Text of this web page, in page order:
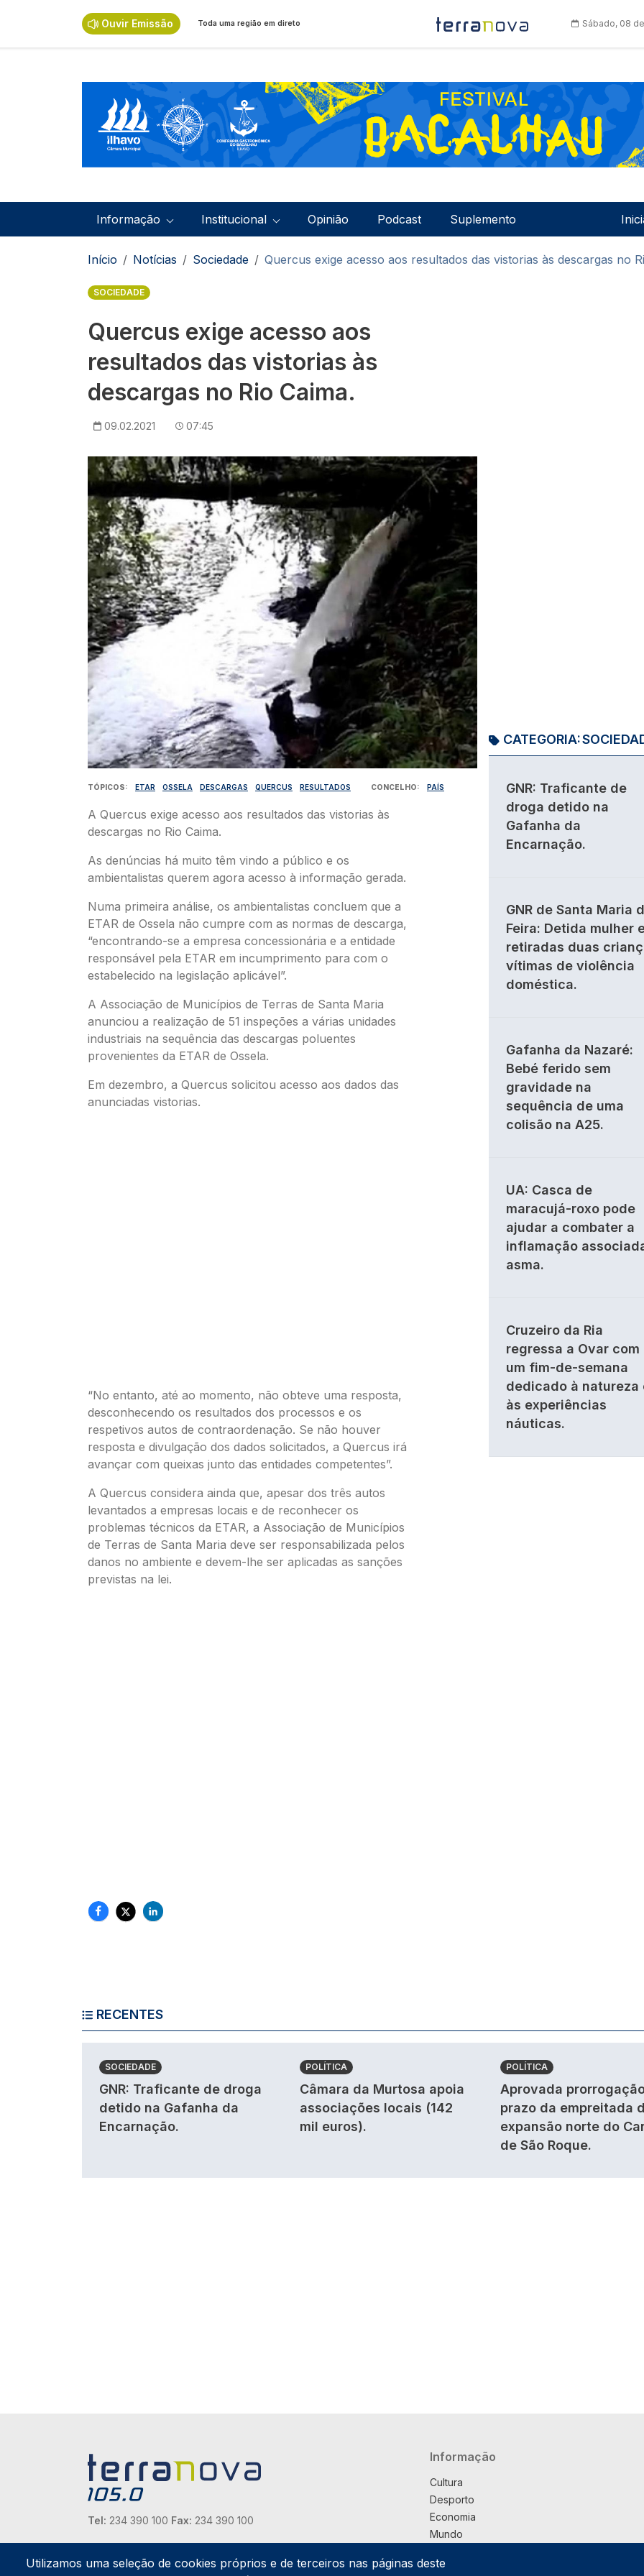
Ouvir Emissão Toda uma região em direto Sábado, 08
Navegação principal
Informação Institucional Opinião Podcast Suplemento
Navegação estrutural
Início Notícias Sociedade Quercus exige acesso aos resultados das vistorias às descargas no
SOCIEDADE
Quercus exige acesso aos
resultados das vistorias às
descargas no Rio Caima.
09.02.2021 07:45
Imagem
TÓPICOS ETAR OSSELA DESCARGAS QUERCUS RESULTADOS CONCELHO PAÍS
A Quercus exige acesso aos resultados das vistorias às
descargas no Rio Caima.
As denúncias há muito têm vindo a público e os
ambientalistas querem agora acesso à informação gerada.
Numa primeira análise, os ambientalistas concluem que a
ETAR de Ossela não cumpre com as normas de descarga,
“encontrando-se a empresa concessionária e a entidade
responsável pela ETAR em incumprimento para com o
estabelecido na legislação aplicável”.
A Associação de Municípios de Terras de Santa Maria
anunciou a realização de 51 inspeções a várias unidades
industriais na sequência das descargas poluentes
provenientes da ETAR de Ossela.
Em dezembro, a Quercus solicitou acesso aos dados das
anunciadas vistorias.
“No entanto, até ao momento, não obteve uma resposta,
desconhecendo os resultados dos processos e os
respetivos autos de contraordenação. Se não houver
resposta e divulgação dos dados solicitados, a Quercus irá
avançar com queixas junto das entidades competentes”.
A Quercus considera ainda que, apesar dos três autos
levantados a empresas locais e de reconhecer os
problemas técnicos da ETAR, a Associação de Municípios
de Terras de Santa Maria deve ser responsabilizada pelos
danos no ambiente e devem-lhe ser aplicadas as sanções
previstas na lei.
CATEGORIA:
GNR: Traficante de
droga detido na
Gafanha da
Encarnação.
GNR de Santa Maria
Feira: Detida mulher
retiradas duas
vítimas de violência
doméstica.
Gafanha da Nazaré:
Bebé ferido sem
gravidade na
sequência de uma
colisão na A25.
UA: Casca de
maracujá-roxo pode
ajudar a combater a
inflamação
asma.
Cruzeiro da Ria
regressa a Ovar com
um fim-de-semana
dedicado à natureza
às experiências
náuticas.
RECENTES
SOCIEDADE
GNR: Traficante de droga
detido na Gafanha da
Encarnação.
POLÍTICA
Câmara da Murtosa apoia
associações locais (142
mil euros).
POLÍTICA
Aprovada
prazo da empreitada
expansão norte do
de São Roque.
Tel: 234 390 100 Fax: 234 390 100
Endereço Postal
Apartado 42
Navegação principal
Informação
Cultura
Desporto
Economia
Mundo
País
Utilizamos uma seleção de cookies próprios e de terceiros nas páginas deste